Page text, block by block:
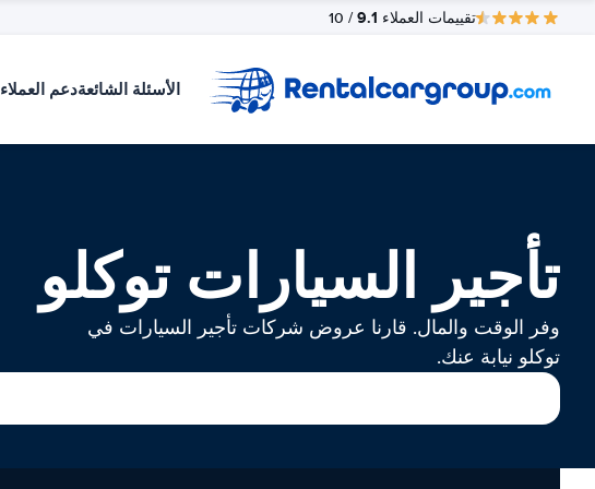
تقييمات العملاء 9.1
/ 10
الأسئلة الشائعةدعم العملاء
تأجير السيارات توكلو
وفر الوقت والمال. قارنا عروض شركات تأجير السيارات في
توكلو نيابة عنك.